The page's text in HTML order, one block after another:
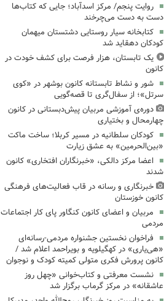
روایت پنجم/ مرکز اسدآباد؛ جایی که کتاب‌ها
دست به دست می‌چرخند
کتابخانه سیار روستایی دشتستان میهمان
کودکان دهقاید شد
یک تابستان، هزار فرصت برای کشف خودت در
کانون
شور و نشاط تابستانه کانون بوشهر در «کوی
سرتل»؛ از سفال‌گری تا قصه‌گویی
دوره‌ی آموزشی مربیان پیش‌دبستانی در کانون
چهارمحال و بختیاری
کودکان سلطانیه در مسیر کربلا؛ ساخت ماکت
«بین‌الحرمین» به عشق زیارت
اعضا مرکز دالکی، «خبرنگاران افتخاری» کانون
شدند
خبرنگاری و رسانه در قاب فعالیت‌های فرهنگی
کانون خوزستان
مربیان و اعضای کانون کنگاور پای کار اجتماعات
مردمی
فراخوان نخستین جشنواره مردمی-رسانه‌ای
«هی‌یاری» در کهگیلویه و بویراحمد اعلام شد /
کانون پرورش فکری متولی کمیته کودک و نوجوان
نشست معرفتی و کتاب‌خوانی «چهل روز
عاشقانه» در مرکز گرماب برگزار شد